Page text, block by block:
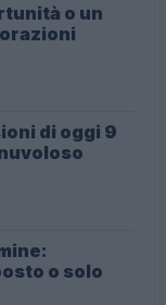
o un
di oggi 9
o solo